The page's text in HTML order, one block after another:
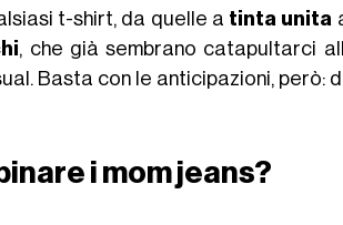
t-shirt, da quelle a tinta unita
, che già sembrano catapultarci
Basta con le anticipazioni, però:
i mom jeans?